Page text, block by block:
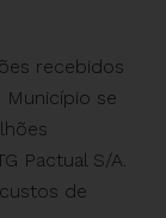
recebidos
Município se
Pactual S/A.
de